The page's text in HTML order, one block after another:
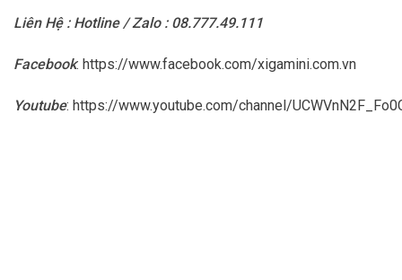
Liên Hệ : Hotline / Zalo : 08.777.49.111
Facebook: https://www.facebook.com/xigamini.com.vn
Youtube: https://www.youtube.com/channel/